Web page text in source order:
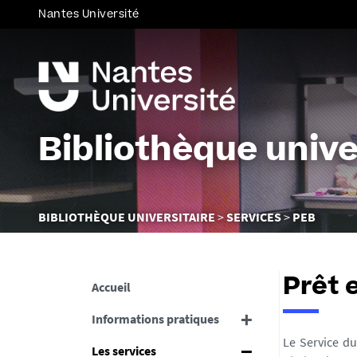
Nantes Université
Bibliothèque
Vous
êtes
BIBLIOTHÈQUE UNIVERSITAIRE SERVICES PEB
Accueil
Informations pratiques
Les services
Prêt
Le Service